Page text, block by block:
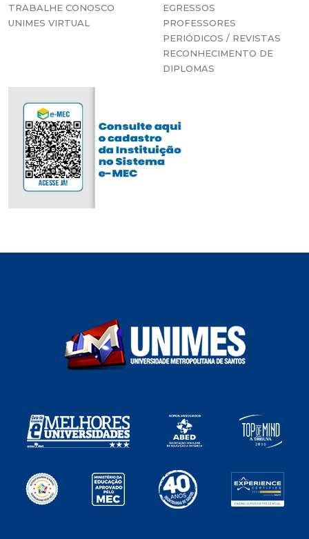
integrou a terceira turma (1973) da Faculdade de
Educação Física da Unimes (Fefis – Unimes).
Gabriel Chalita
ministrou, durante 10 anos, aulas na disciplina
Filosofia do Direito no curso de Mestrado da
Faculdade de Direito da Unimes.
Geraldo José Rodrigues
Alckmin Filho
TRABALHE CONOSCO
UNIMES VIRTUAL
EGRESSOS
PROFESSORES
PERIÓDICOS / REVISTAS
RECONHECIMENTO DE
DIPLOMAS